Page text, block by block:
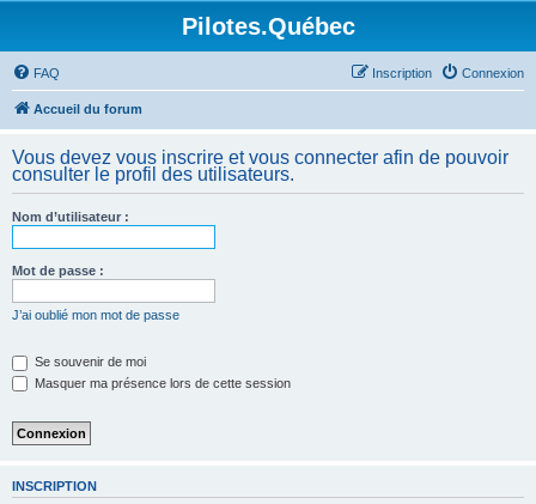
Pilotes.Québec
FAQ Connexion
Inscription
Accueil du forum
Vous devez vous inscrire et vous connecter afin de pouvoir
consulter le profil des utilisateurs.
Nom d’utilisateur :
Mot de passe :
J’ai oublié mon mot de passe
Se souvenir de moi
Masquer ma présence lors de cette session
INSCRIPTION